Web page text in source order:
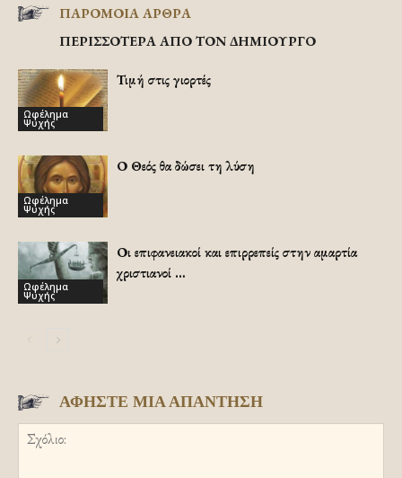
ΠΑΡΟΜΟΙΑ ΑΡΘΡΑ
ΠΕΡΙΣΣΟΤΕΡΑ ΑΠΟ ΤΟΝ ΔΗΜΙΟΥΡΓΟ
Ωφέλημα
Ψυχής
Τιμή στις γιορτές
Ωφέλημα
Ψυχής
Ο Θεός θα δώσει τη λύση
Ωφέλημα
Ψυχής
Οι επιφανειακοί και επιρρεπείς στην αμαρτία
χριστιανοί …
ΑΦΗΣΤΕ ΜΙΑ ΑΠΑΝΤΗΣΗ